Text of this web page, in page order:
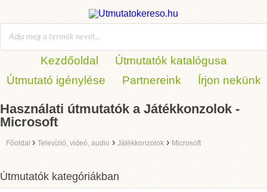
Kezdőoldal
Útmutatók katalógusa
Útmutató igénylése
Partnereink Írjon nekünk
Használati útmutatók a Játékkonzolok -
Microsoft
Főoldal › Televízió, videó, audio › Játékkonzolok › Microsoft
Útmutatók kategóriákban